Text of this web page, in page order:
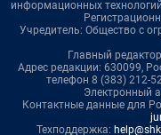
информационных
Учредитель: Общество с
Главный
Адрес редакции: 630099,
телефон 8 (383) 212-
Электронный
Контактные данные для
Техподдержка: